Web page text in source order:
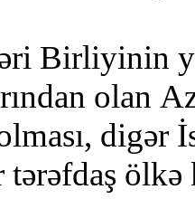
Birliyinin
olan
digər